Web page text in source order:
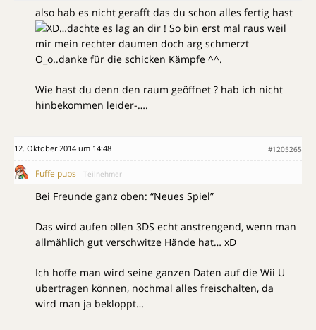
also hab es nicht gerafft das du schon alles fertig hast
…dachte es lag an dir ! So bin erst mal raus weil
mir mein rechter daumen doch arg schmerzt
O_o..danke für die schicken Kämpfe ^^.
Wie hast du denn den raum geöffnet ? hab ich nicht
hinbekommen leider-….
12. Oktober 2014 um 14:48 #1205265
Fuffelpups Teilnehmer
Bei Freunde ganz oben: “Neues Spiel”
Das wird aufen ollen 3DS echt anstrengend, wenn man
all­mäh­lich gut verschwitze Hände hat… xD
Ich hoffe man wird seine ganzen Daten auf die Wii U
übertragen können, nochmal alles freischalten, da
wird man ja bekloppt…